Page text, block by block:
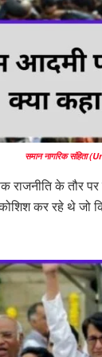
समान नागरिक संहिता
के तौर पर
कर रहे थे जो